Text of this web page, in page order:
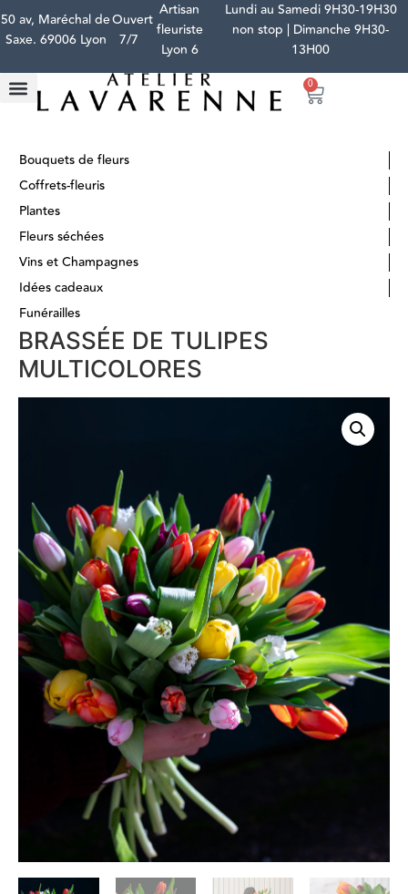
50 av, Maréchal de
Saxe. 69006 Lyon
Ouvert
7/7
Artisan
fleuriste
Lyon 6
Lundi au Samedi 9H30-19H30
non stop | Dimanche 9H30-
13H00
0
Bouquets de fleurs
Coffrets-fleuris
Plantes
Fleurs séchées
Vins et Champagnes
Idées cadeaux
Funérailles
BRASSÉE DE TULIPES
MULTICOLORES